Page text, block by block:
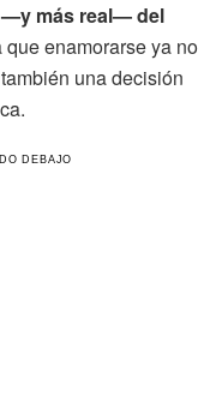
—y más real— del
enamorarse ya no
una decisión